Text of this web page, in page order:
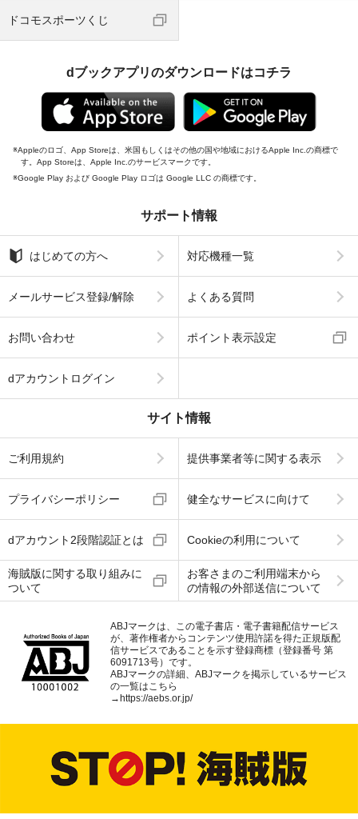
ドコモスポーツくじ
dブックアプリのダウンロードはコチラ
Appleのロゴ、App Storeは、米国もしくはその他の国や地域におけるApple Inc.の商標で
す。App Storeは、Apple Inc.のサービスマークです。
Google Play および Google Play ロゴは Google LLC の商標です。
サポート情報
はじめての方へ 対応機種一覧
メールサービス登録/解除 よくある質問
お問い合わせ ポイント表示設定
dアカウントログイン
サイト情報
ご利用規約 提供事業者等に関する表示
プライバシーポリシー 健全なサービスに向けて
dアカウント2段階認証とは Cookieの利用について
海賊版に関する取り組みに
ついて
お客さまのご利用端末から
の情報の外部送信について
ABJマークは、この電子書店・電子書籍配信サービス
が、著作権者からコンテンツ使用許諾を得た正規版配
信サービスであることを示す登録商標（登録番号 第
6091713号）です。
ABJマークの詳細、ABJマークを掲示しているサービス
の一覧はこちら
→https://aebs.or.jp/